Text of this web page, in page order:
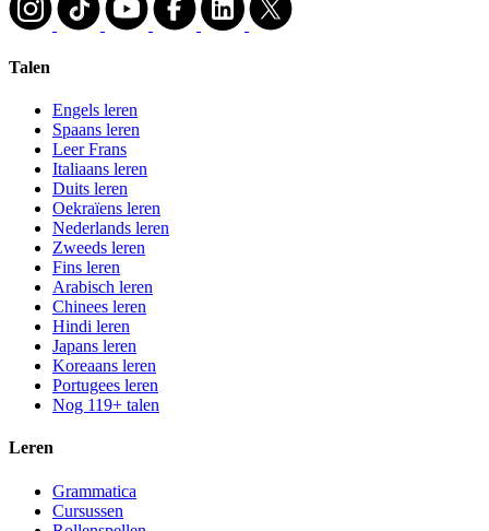
Talen
Engels leren
Spaans leren
Leer Frans
Italiaans leren
Duits leren
Oekraïens leren
Nederlands leren
Zweeds leren
Fins leren
Arabisch leren
Chinees leren
Hindi leren
Japans leren
Koreaans leren
Portugees leren
Nog 119+ talen
Leren
Grammatica
Cursussen